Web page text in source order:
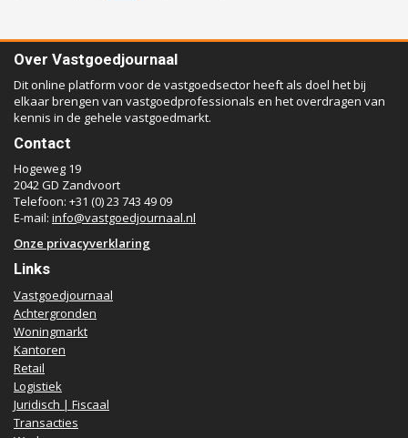
Over Vastgoedjournaal
Dit online platform voor de vastgoedsector heeft als doel het bij
elkaar brengen van vastgoedprofessionals en het overdragen van
kennis in de gehele vastgoedmarkt.
Contact
Hogeweg 19
2042 GD Zandvoort
Telefoon: +31 (0) 23 743 49 09
E-mail: info@vastgoedjournaal.nl
Onze privacyverklaring
Links
Vastgoedjournaal
Achtergronden
Woningmarkt
Kantoren
Retail
Logistiek
Juridisch | Fiscaal
Transacties